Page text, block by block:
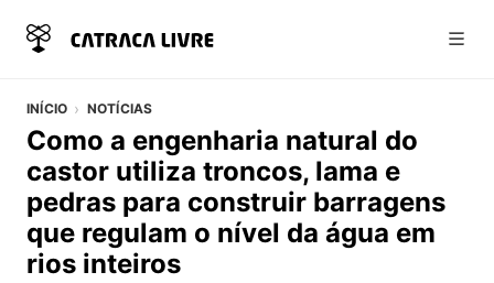
INÍCIO NOTÍCIAS
Como a engenharia natural do
castor utiliza troncos, lama e
pedras para construir barragens
que regulam o nível da água em
rios inteiros